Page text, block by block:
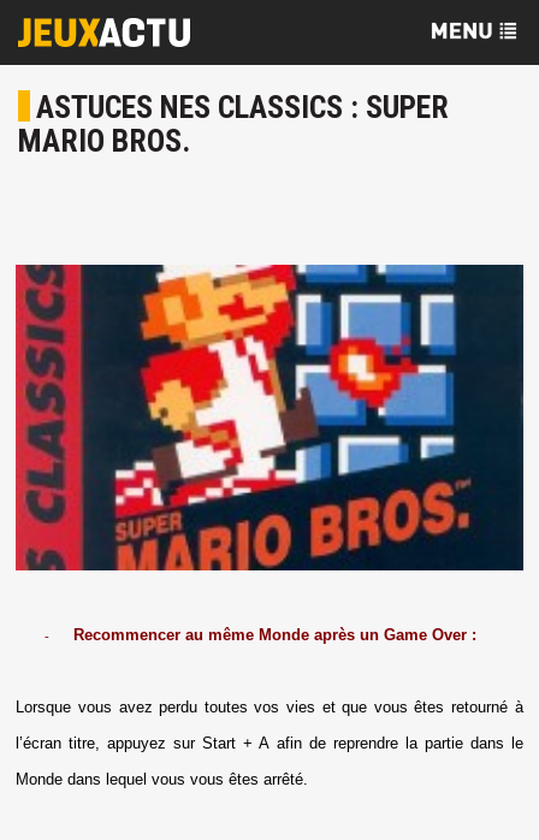
ASTUCES NES CLASSICS : SUPER
MARIO BROS.
- Recommencer au même Monde après un Game Over :
Lorsque vous avez perdu toutes vos vies et que vous êtes retourné à
l’écran titre, appuyez sur Start + A afin de reprendre la partie dans le
Monde dans lequel vous vous êtes arrêté.